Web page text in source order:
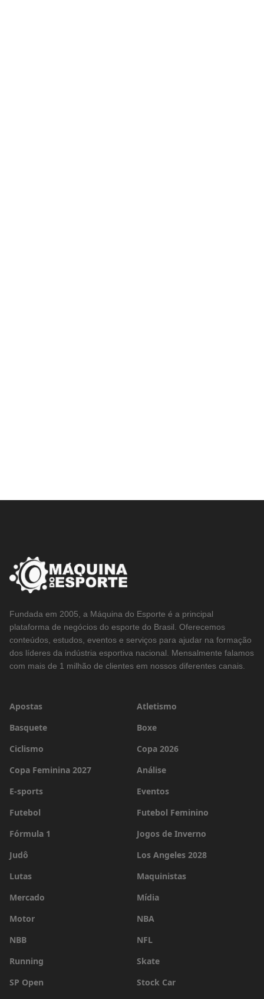
Fundada em 2005, a Máquina do Esporte é a principal
plataforma de negócios do esporte do Brasil. Oferecemos
conteúdos, estudos, eventos e serviços para ajudar na formação
dos líderes da indústria esportiva nacional. Mensalmente falamos
com mais de 1 milhão de clientes em nossos diferentes canais.
Apostas
Atletismo
Basquete
Boxe
Ciclismo
Copa 2026
Copa Feminina 2027
Análise
E-sports
Eventos
Futebol
Futebol Feminino
Fórmula 1
Jogos de Inverno
Judô
Los Angeles 2028
Lutas
Maquinistas
Mercado
Mídia
Motor
NBA
NBB
NFL
Running
Skate
SP Open
Stock Car